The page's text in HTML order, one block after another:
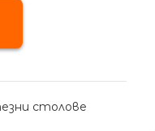
столове